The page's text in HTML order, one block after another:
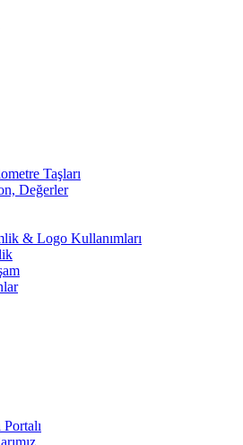
Taşları
Değerler
& Logo Kullanımları